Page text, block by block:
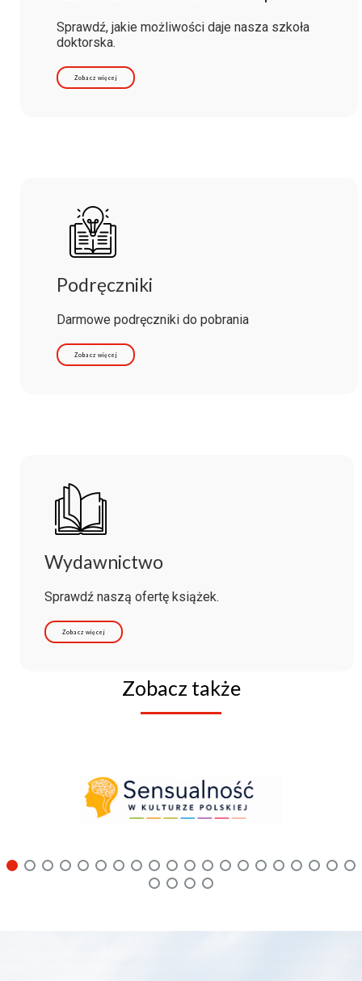
Sprawdź, jakie możliwości daje nasza szkoła
doktorska.
Zobacz więcej
Podręczniki
Darmowe podręczniki do pobrania
Zobacz więcej
Wydawnictwo
Sprawdź naszą ofertę książek.
Zobacz więcej
Zobacz także